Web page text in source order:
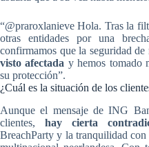
“@praroxlanieve Hola. Tras la
otras entidades por una
confirmamos que la seguridad de
visto afectada y hemos tomado
su protección”.
¿Cuál es la situación de los
Aunque el mensaje de ING
clientes,hay cierta
BreachParty y la tranquilidad